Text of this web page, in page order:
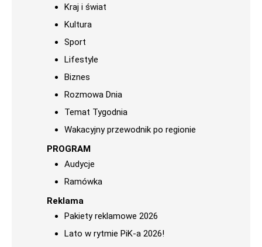
Kraj i świat
Kultura
Sport
Lifestyle
Biznes
Rozmowa Dnia
Temat Tygodnia
Wakacyjny przewodnik po regionie
PROGRAM
Audycje
Ramówka
Reklama
Pakiety reklamowe 2026
Lato w rytmie PiK-a 2026!